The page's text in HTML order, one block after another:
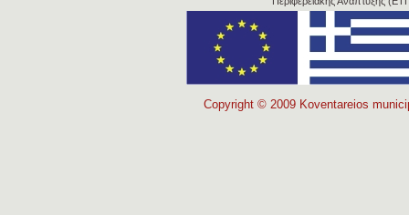
Copyright © 2009 Koventareios